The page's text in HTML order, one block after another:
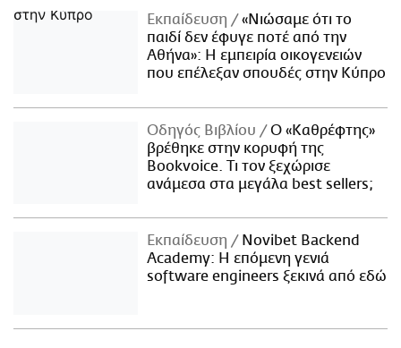
Εκπαίδευση
«Νιώσαμε ότι το
παιδί δεν έφυγε ποτέ από την
Αθήνα»: Η εμπειρία οικογενειών
που επέλεξαν σπουδές στην Κύπρο
Οδηγός Βιβλίου
Ο «Καθρέφτης»
βρέθηκε στην κορυφή της
Bookvoice. Τι τον ξεχώρισε
ανάμεσα στα μεγάλα best sellers;
Εκπαίδευση
Novibet Backend
Academy: Η επόμενη γενιά
software engineers ξεκινά από εδώ